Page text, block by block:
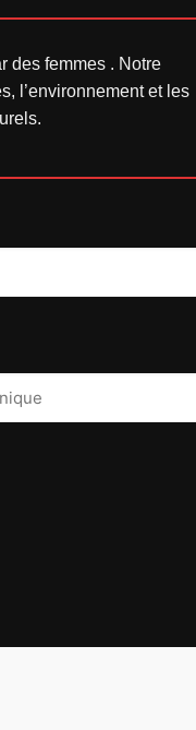
des femmes . Notre
l’environnement et les